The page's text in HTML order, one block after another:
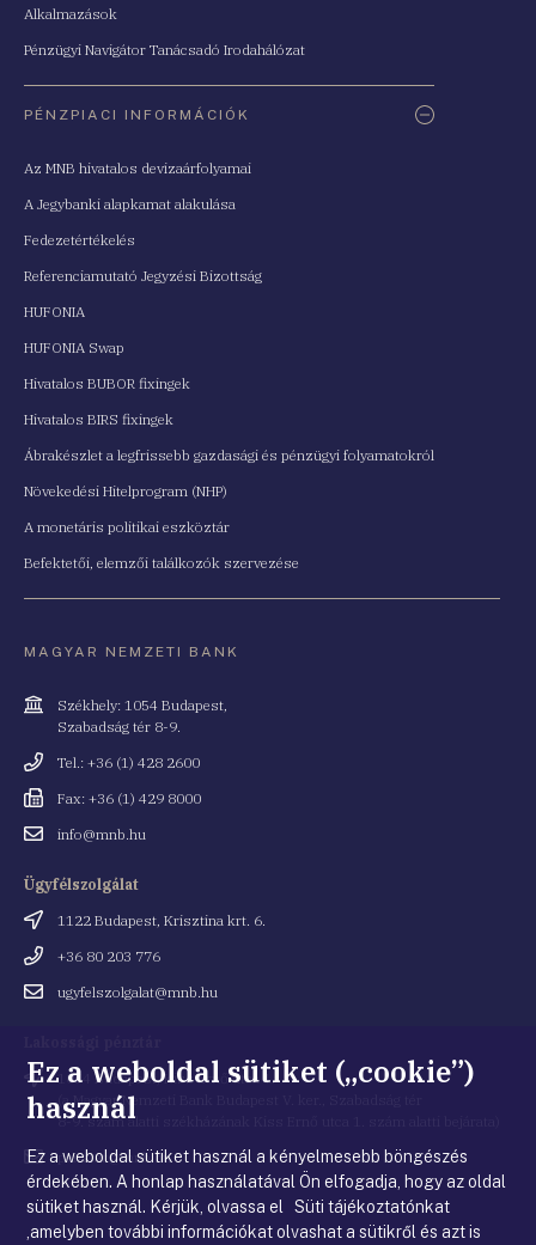
Alkalmazások
Pénzügyi Navigátor Tanácsadó Irodahálózat
PÉNZPIACI INFORMÁCIÓK
Az MNB hivatalos devizaárfolyamai
A Jegybanki alapkamat alakulása
Fedezetértékelés
Referenciamutató Jegyzési Bizottság
HUFONIA
HUFONIA Swap
Hivatalos BUBOR fixingek
Hivatalos BIRS fixingek
Ábrakészlet a legfrissebb gazdasági és pénzügyi folyamatokról
Növekedési Hitelprogram (NHP)
A monetáris politikai eszköztár
Befektetői, elemzői találkozók szervezése
MAGYAR NEMZETI BANK
Cím
Székhely: 1054 Budapest,
Szabadság tér 8-9.
Telefonszám
Tel.: +36 (1) 428 2600
Fax
Fax: +36 (1) 429 8000
Emailinfo@mnb.hu
Ügyfélszolgálat
Cím
1122 Budapest, Krisztina krt. 6.
Telefonszám
+36 80 203 776
Emailugyfelszolgalat@mnb.hu
Cím 1054 Budapest, Kiss Ernő utca 1.
(a Magyar Nemzeti Bank Budapest V. ker., Szabadság tér
8-9. szám alatti székházának Kiss Ernő utca 1. szám alatti bejárata)
Email
cím
penztar@mnb.hu
Ez a weboldal sütiket („cookie”)
használ
Ez a weboldal sütiket használ a kényelmesebb böngészés
érdekében. A honlap használatával Ön elfogadja, hogy az oldal
sütiket használ. Kérjük, olvassa el Süti tájékoztatónkat
,amelyben további információkat olvashat a sütikről és azt is